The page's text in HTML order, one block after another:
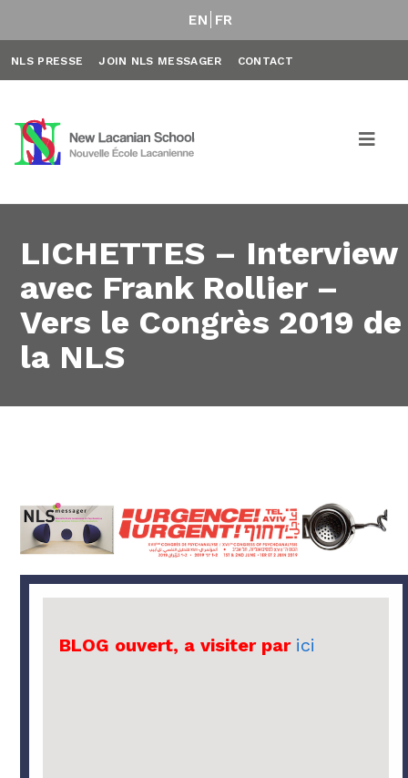
EN FR
NLS PRESSE JOIN NLS MESSAGER CONTACT
LICHETTES – Interview
avec Frank Rollier –
Vers le Congrès 2019 de
la NLS
BLOG ouvert, a visiter par ici